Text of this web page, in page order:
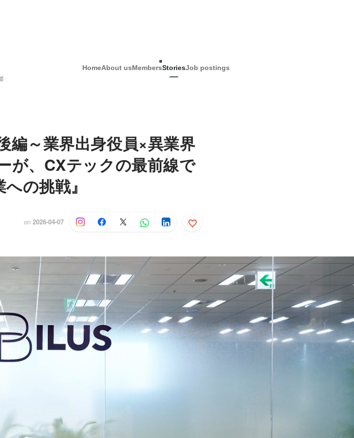
HomeAbout usMembersStoriesJob postings
編～業界出身役員×異業界
が、CXテックの最前線で
の挑戦』
on 2026-04-07